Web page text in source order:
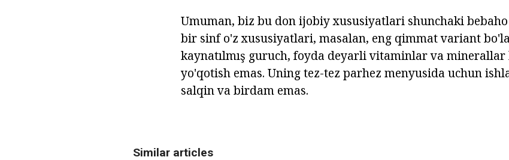
Umuman, biz bu don ijobiy xususiyatlari shunchaki
bir sinf o'z xususiyatlari, masalan, eng qimmat variant
kaynatılmış guruch, foyda deyarli vitaminlar va
yo'qotish emas. Uning tez-tez parhez menyusida uchun
salqin va birdam emas.
Similar articles